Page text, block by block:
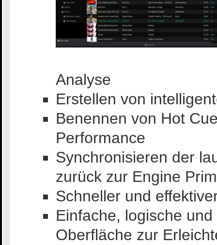
Analyse
Erstellen von
Benennen von Hot
Performance
Synchronisieren der
zurück zur Engine
Schneller und
Einfache, logische
Oberfläche zur